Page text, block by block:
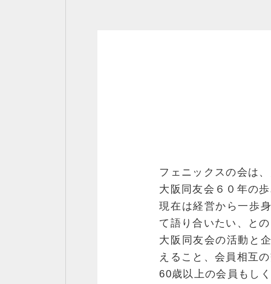
フェニックスの会は
大阪同友会６０年の
現在は経営から一歩
て語り合いたい、と
大阪同友会の活動と
えること、会員相互
60歳以上の会員もし